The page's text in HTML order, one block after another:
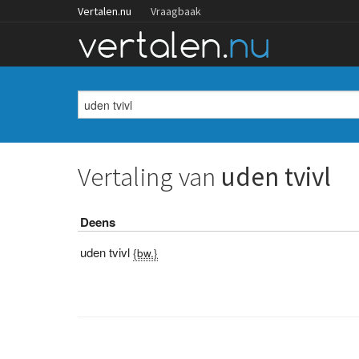
Vertalen.nu Vraagbaak
Vertaling van uden tvivl
Deens
uden tvivl {bw.}